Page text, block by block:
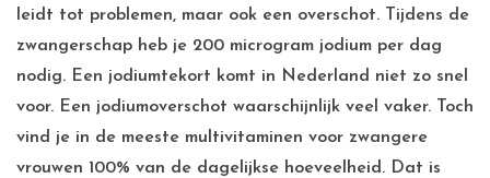
leidt tot problemen, maar ook een overschot. Tijdens de
zwangerschap heb je 200 microgram jodium per dag
nodig. Een jodiumtekort komt in Nederland niet zo snel
voor. Een jodiumoverschot waarschijnlijk veel vaker. Toch
vind je in de meeste multivitaminen voor zwangere
vrouwen 100% van de dagelijkse hoeveelheid. Dat is